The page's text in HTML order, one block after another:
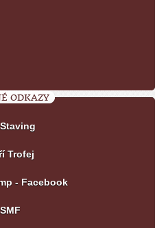
ODKAZY
Trofej
- Facebook